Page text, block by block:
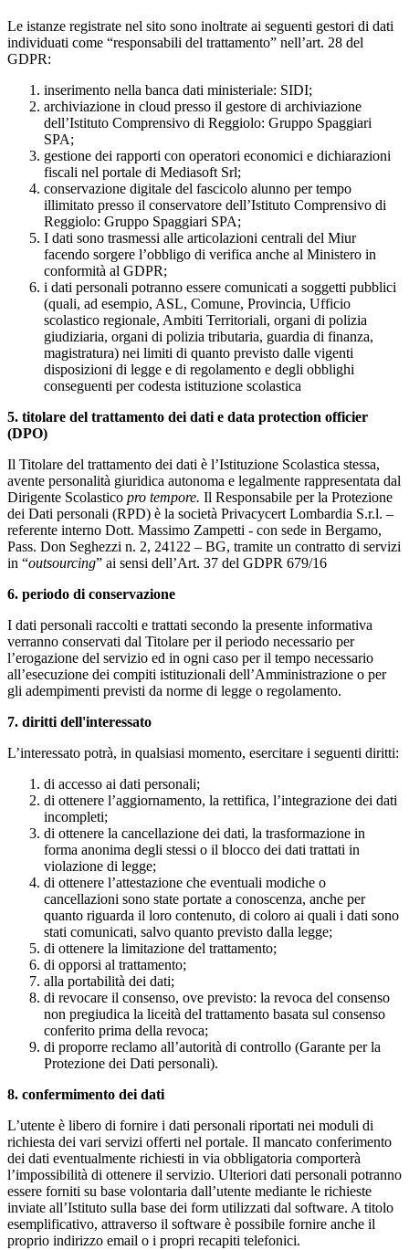
Le istanze registrate nel sito sono inoltrate ai seguenti gestori di dati
individuati come “responsabili del trattamento” nell’art. 28 del
GDPR:
inserimento nella banca dati ministeriale: SIDI;
archiviazione in cloud presso il gestore di archiviazione
dell’Istituto Comprensivo di Reggiolo: Gruppo Spaggiari
SPA;
gestione dei rapporti con operatori economici e dichiarazioni
fiscali nel portale di Mediasoft Srl;
conservazione digitale del fascicolo alunno per tempo
illimitato presso il conservatore dell’Istituto Comprensivo di
Reggiolo: Gruppo Spaggiari SPA;
I dati sono trasmessi alle articolazioni centrali del Miur
facendo sorgere l’obbligo di verifica anche al Ministero in
conformità al GDPR;
i dati personali potranno essere comunicati a soggetti pubblici
(quali, ad esempio, ASL, Comune, Provincia, Ufficio
scolastico regionale, Ambiti Territoriali, organi di polizia
giudiziaria, organi di polizia tributaria, guardia di finanza,
magistratura) nei limiti di quanto previsto dalle vigenti
disposizioni di legge e di regolamento e degli obblighi
conseguenti per codesta istituzione scolastica
5. titolare del trattamento dei dati e data protection officier
(DPO)
Il Titolare del trattamento dei dati è l’Istituzione Scolastica stessa,
avente personalità giuridica autonoma e legalmente rappresentata dal
Dirigente Scolastico pro tempore. Il Responsabile per la Protezione
dei Dati personali (RPD) è la società Privacycert Lombardia S.r.l. –
referente interno Dott. Massimo Zampetti - con sede in Bergamo,
Pass. Don Seghezzi n. 2, 24122 – BG, tramite un contratto di servizi
in “outsourcing” ai sensi dell’Art. 37 del GDPR 679/16
6. periodo di conservazione
I dati personali raccolti e trattati secondo la presente informativa
verranno conservati dal Titolare per il periodo necessario per
l’erogazione del servizio ed in ogni caso per il tempo necessario
all’esecuzione dei compiti istituzionali dell’Amministrazione o per
gli adempimenti previsti da norme di legge o regolamento.
7. diritti dell'interessato
L’interessato potrà, in qualsiasi momento, esercitare i seguenti diritti:
di accesso ai dati personali;
di ottenere l’aggiornamento, la rettifica, l’integrazione dei dati
incompleti;
di ottenere la cancellazione dei dati, la trasformazione in
forma anonima degli stessi o il blocco dei dati trattati in
violazione di legge;
di ottenere l’attestazione che eventuali modiche o
cancellazioni sono state portate a conoscenza, anche per
quanto riguarda il loro contenuto, di coloro ai quali i dati sono
stati comunicati, salvo quanto previsto dalla legge;
di ottenere la limitazione del trattamento;
di opporsi al trattamento;
alla portabilità dei dati;
di revocare il consenso, ove previsto: la revoca del consenso
non pregiudica la liceità del trattamento basata sul consenso
conferito prima della revoca;
di proporre reclamo all’autorità di controllo (Garante per la
Protezione dei Dati personali).
8. confermimento dei dati
L’utente è libero di fornire i dati personali riportati nei moduli di
richiesta dei vari servizi offerti nel portale. Il mancato conferimento
dei dati eventualmente richiesti in via obbligatoria comporterà
l’impossibilità di ottenere il servizio. Ulteriori dati personali potranno
essere forniti su base volontaria dall’utente mediante le richieste
inviate all’Istituto sulla base dei form utilizzati dal software. A titolo
esemplificativo, attraverso il software è possibile fornire anche il
proprio indirizzo email o i propri recapiti telefonici.